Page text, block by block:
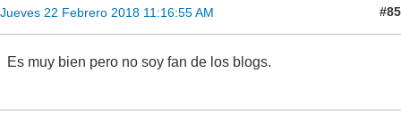
Jueves 22 Febrero 2018 11:16:55 AM #85
Es muy bien pero no soy fan de los blogs.